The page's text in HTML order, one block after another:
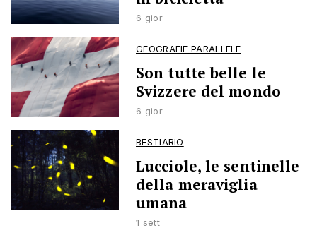
6 gior
GEOGRAFIE PARALLELE
Son tutte belle le
Svizzere del mondo
6 gior
BESTIARIO
Lucciole, le sentinelle
della meraviglia
umana
1 sett